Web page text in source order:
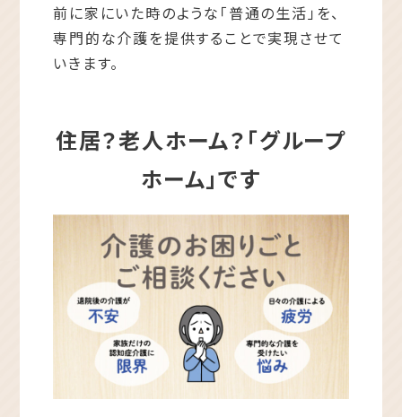
前に家にいた時のような「普通の生活」を、
専門的な介護を提供することで実現させて
いきます。
住居？老人ホーム？「グループ
ホーム」です